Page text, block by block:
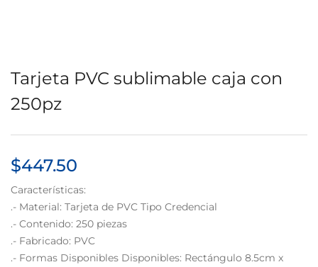
Tarjeta PVC sublimable caja con
250pz
$447.50
Características:
.- Material: Tarjeta de PVC Tipo Credencial
.- Contenido: 250 piezas
.- Fabricado: PVC
.- Formas Disponibles Disponibles: Rectángulo 8.5cm x